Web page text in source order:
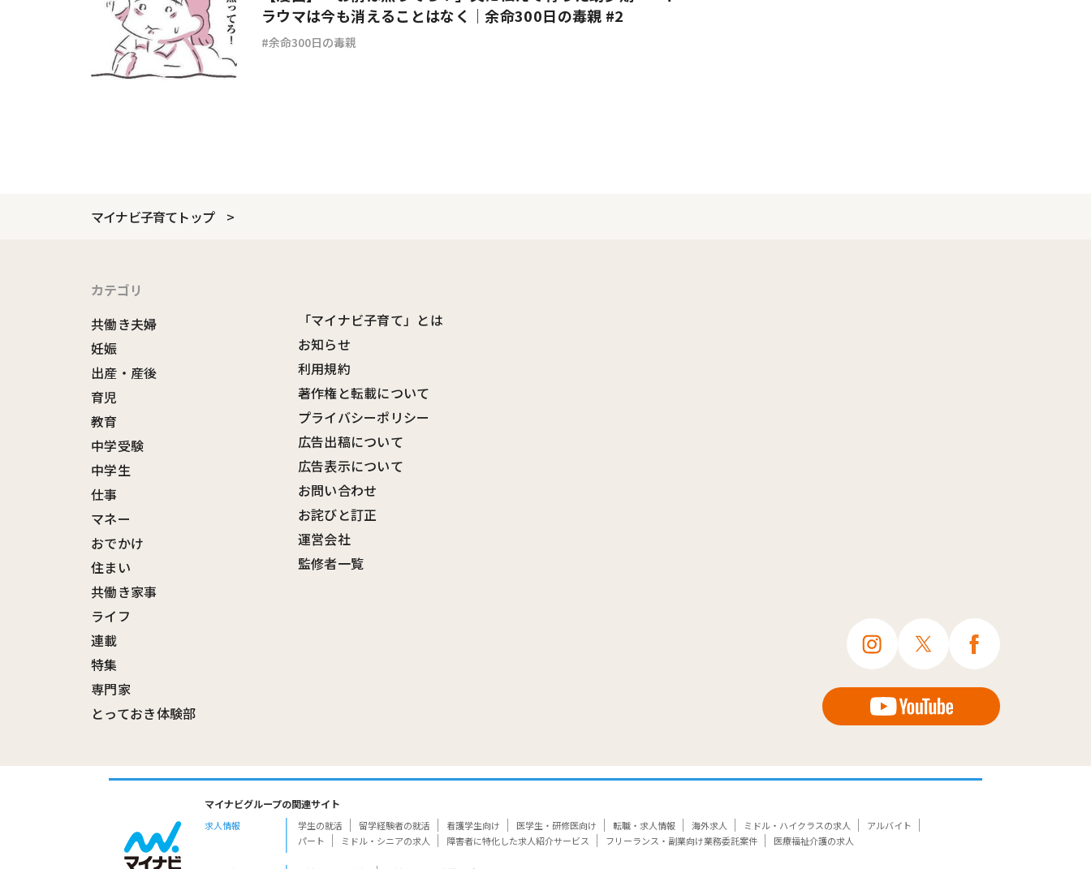
ラウマは今も消えることはなく｜余命300日の毒親 #2
余命300日の毒親
マイナビ子育てトップ
カテゴリ
共働き夫婦
妊娠
出産・産後
育児
教育
中学受験
中学生
仕事
マネー
おでかけ
住まい
共働き家事
ライフ
連載
特集
専門家
とっておき体験部
「マイナビ子育て」とは
お知らせ
利用規約
著作権と転載について
プライバシーポリシー
広告出稿について
広告表示について
お問い合わせ
お詫びと訂正
運営会社
監修者一覧
マイナビグループの関連サイト
求人情報 学生の就活 留学経験者の就活 看護学生向け 医学生・研修医向け 転職・求人情報 海外求人 ミドル・ハイクラスの求人
アルバイト
パート
ミドル・シニアの求人 障害者に特化した求人紹介サービス フリーランス・副業向け業務委託案件 医療福祉介護の求人